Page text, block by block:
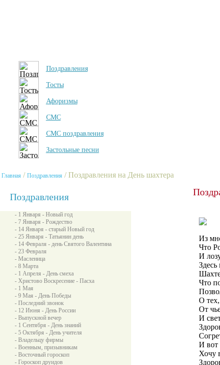
Поздравления
Тосты
Афоризмы
СМС
СМС поздравления
Застольные песни
Главная / Поздравления / Поздравления на День шахтера
Поздравления
- 1 Января - Новый год
- 7 Января - Рождество
- 14 Января - старый Новый год
- 25 Января - Татьянин день
- 14 Февраля - день Святого Валентина
- 23 Февраля
- Масленица
- 8 Марта
- 1 Апреля - День смеха
- Христово Воскресение - Пасха
- 1 Мая
- 9 Мая - День Победы
- Последний звонок
- 12 Июня - День России
- Выпускной вечер
- 1 Сентября - День знаний
- 5 Октября - День учителя
- Владельцу фирмы
- Военным, призывникам
- Восточный гороскоп
- Гороскоп друидов
Из
Что
И
Что
О тех,
От
И
И вот
Хочу